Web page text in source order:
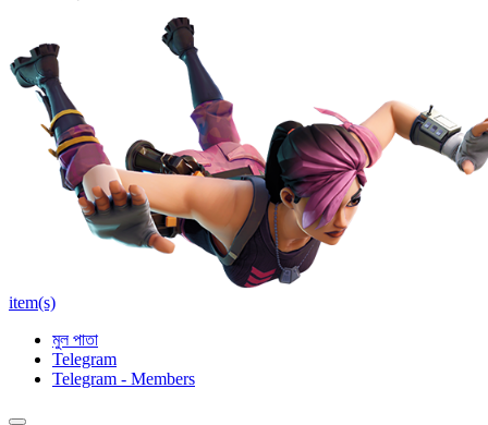
item(s)
মুল পাতা
Telegram
Telegram - Members